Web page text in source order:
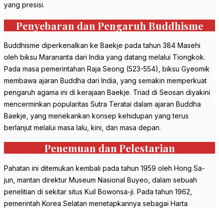
yang presisi.
Penyebaran dan Pengaruh Buddhisme
Buddhisme diperkenalkan ke Baekje pada tahun 384 Masehi
oleh biksu Marananta dari India yang datang melalui Tiongkok.
Pada masa pemerintahan Raja Seong (523-554), biksu Gyeomik
membawa ajaran Buddha dari India, yang semakin memperkuat
pengaruh agama ini di kerajaan Baekje. Triad di Seosan diyakini
mencerminkan popularitas Sutra Teratai dalam ajaran Buddha
Baekje, yang menekankan konsep kehidupan yang terus
berlanjut melalui masa lalu, kini, dan masa depan.
Penemuan dan Pelestarian
Pahatan ini ditemukan kembali pada tahun 1959 oleh Hong Sa-
jun, mantan direktur Museum Nasional Buyeo, dalam sebuah
penelitian di sekitar situs Kuil Bowonsa-ji. Pada tahun 1962,
pemerintah Korea Selatan menetapkannya sebagai Harta